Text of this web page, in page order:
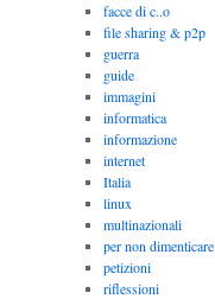
facce di c..o
file sharing & p2p
guerra
guide
immagini
informatica
informazione
internet
Italia
linux
multinazionali
per non dimenticare
petizioni
riflessioni